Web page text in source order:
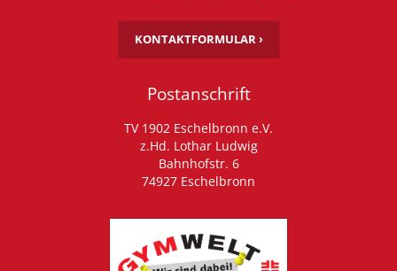
KONTAKTFORMULAR ›
Postanschrift
TV 1902 Eschelbronn e.V.
z.Hd. Lothar Ludwig
Bahnhofstr. 6
74927 Eschelbronn